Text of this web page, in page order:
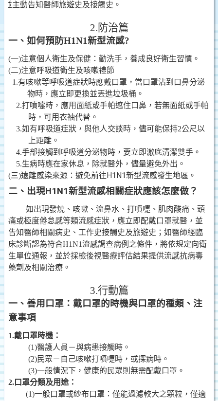
並主動告知醫師旅遊史及接觸史。
2. 防治篇
一、如何預防H1N1新型流感?
(一)注意個人衛生及保健：勤洗手，養成良好衛生習慣。
(二)注意呼吸道衛生及咳嗽禮節
1.有咳嗽等呼吸道症狀時應戴口罩，當口罩沾到口鼻分泌
物時，應立即更換並丟進垃圾桶。
2.打噴嚏時，應用面紙或手帕遮住口鼻，若無面紙或手帕
時，可用衣袖代替。
3.如有呼吸道症狀，與他人交談時，儘可能保持2公尺以
上距離。
4.手部接觸到呼吸道分泌物時，要立即澈底清潔雙手。
5.生病時應在家休息，除就醫外，儘量避免外出。
(三)遠離感染來源： 避免前往H1N1新型流感發生地區。
二、 出現H1N1新型流感相關症狀應該怎麼做？
如出現發燒、咳嗽、流鼻水、打噴嚏、肌肉酸痛、頭
痛或極度倦怠感等類流感症狀，應立即配戴口罩就醫，並
告知醫師相關病史、工作史接觸史及旅遊史；如醫師經臨
床診斷認為符合H1N1流感調查病例之條件，將依規定向衛
生單位通報，並於採檢後視醫療評估結果提供流感抗病毒
藥劑及相關治療。
3.行動篇
一、善用口罩：戴口罩的時機與口罩的種類、注
意事項
1.戴口罩時機：
(1)醫護人員－與病患接觸時。
(2)民眾－自己咳嗽打噴嚏時，或探病時。
(3)一般情況下，健康的民眾則無需配戴口罩。
2. 口罩分類及用途：
(1)一般口罩或紗布口罩：僅能過濾較大之顆粒，僅適